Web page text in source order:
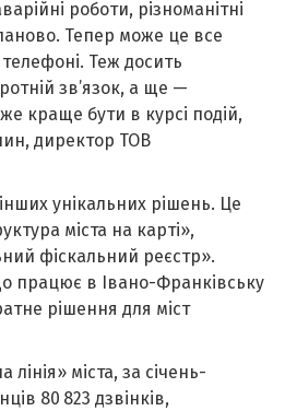
роботи, різноманітні
Тепер може це все
Теж досить
зв’язок, а ще —
краще бути в курсі подій,
директор ТОВ
унікальних рішень. Це
міста на карті»,
фіскальний реєстр».
працює в Івано-Франківську
рішення для міст
міста, за січень-
80 823 дзвінків,